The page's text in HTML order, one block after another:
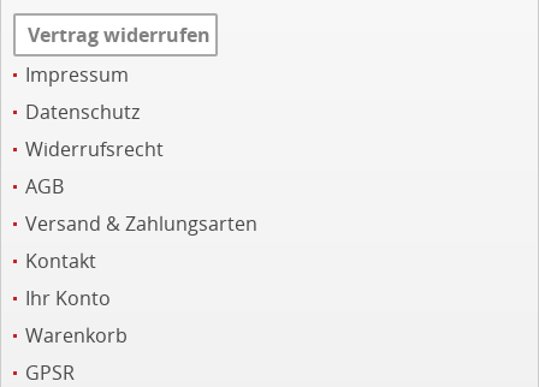
Vertrag widerrufen
Impressum
Datenschutz
Widerrufsrecht
AGB
Versand & Zahlungsarten
Kontakt
Ihr Konto
Warenkorb
GPSR